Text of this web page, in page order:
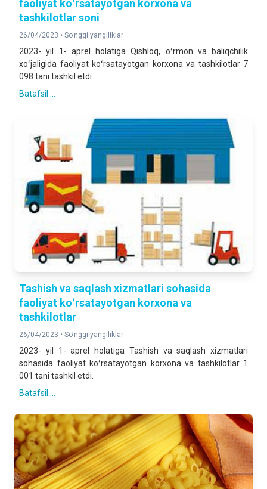
faoliyat koʻrsatayotgan korxona va
tashkilotlar soni
26/04/2023 • So'nggi yangiliklar
2023- yil 1- aprel holatiga Qishloq, oʻrmon va baliqchilik
xoʻjaligida faoliyat koʻrsatayotgan korxona va tashkilotlar 7
098 tani tashkil etdi.
Batafsil ...
Tashish va saqlash xizmatlari sohasida
faoliyat koʻrsatayotgan korxona va
tashkilotlar
26/04/2023 • So'nggi yangiliklar
2023- yil 1- aprel holatiga Tashish va saqlash xizmatlari
sohasida faoliyat koʻrsatayotgan korxona va tashkilotlar 1
001 tani tashkil etdi.
Batafsil ...